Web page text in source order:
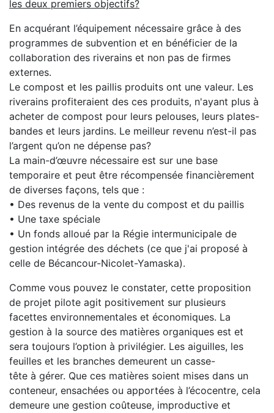
les deux premiers objectifs?
En acquérant l’équipement nécessaire grâce à des
programmes de subvention et en bénéficier de la
collaboration des riverains et non pas de firmes
externes.
Le compost et les paillis produits ont une valeur. Les
riverains profiteraient des ces produits, n'ayant plus à
acheter de compost pour leurs pelouses, leurs plates-
bandes et leurs jardins. Le meilleur revenu n’est-il pas
l’argent qu’on ne dépense pas?
La main-d’œuvre nécessaire est sur une base
temporaire et peut être récompensée financièrement
de diverses façons, tels que :
• Des revenus de la vente du compost et du paillis
• Une taxe spéciale
• Un fonds alloué par la Régie intermunicipale de
gestion intégrée des déchets (ce que j'ai proposé à
celle de Bécancour-Nicolet-Yamaska).
Comme vous pouvez le constater, cette proposition
de projet pilote agit positivement sur plusieurs
facettes environnementales et économiques. La
gestion à la source des matières organiques est et
sera toujours l’option à privilégier. Les aiguilles, les
feuilles et les branches demeurent un casse-
tête à gérer. Que ces matières soient mises dans un
conteneur, ensachées ou apportées à l’écocentre, cela
demeure une gestion coûteuse, improductive et